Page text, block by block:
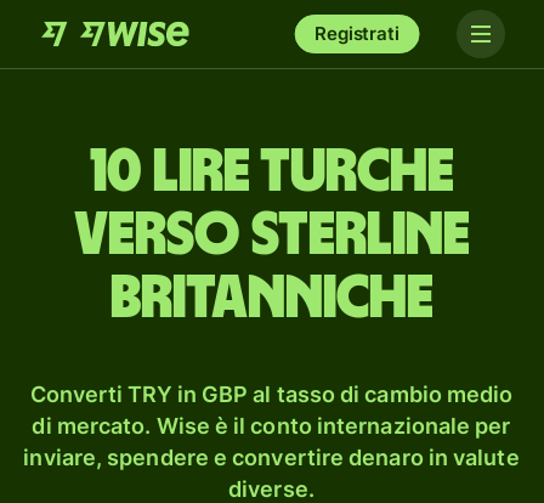
Registrati
10 lire turche
verso sterline
britanniche
Converti TRY in GBP al tasso di cambio medio
di mercato. Wise è il conto internazionale per
inviare, spendere e convertire denaro in valute
diverse.